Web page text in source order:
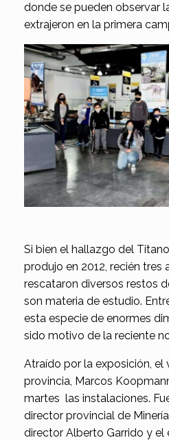
donde se pueden observar
extrajeron en la primera
Si bien el hallazgo del
produjo en 2012, recién tres
rescataron diversos restos
son materia de estudio.
esta especie de enormes
sido motivo de la reciente
Atraído por la exposición, el
provincia, Marcos
martes las instalaciones.
director provincial de
director Alberto Garrido y el